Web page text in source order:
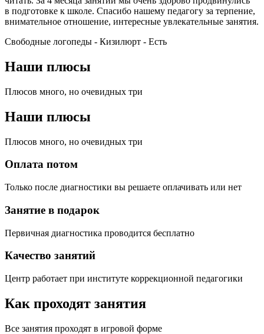
в подготовке к школе. Спасибо нашему педагогу за терпение,
внимательное отношение, интересные увлекательные занятия.
Свободные логопеды - Кизилюрт - Есть
Наши плюсы
Плюсов много, но очевидных три
Наши плюсы
Плюсов много, но очевидных три
Оплата потом
Только после диагностики вы решаете оплачивать или нет
Занятие в подарок
Первичная диагностика проводится бесплатно
Качество занятий
Центр работает при институте коррекционной педагогики
Как проходят занятия
Все занятия проходят в игровой форме